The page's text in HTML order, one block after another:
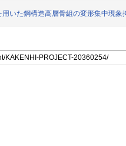
いた鋼構造高層骨組の変形集中現象